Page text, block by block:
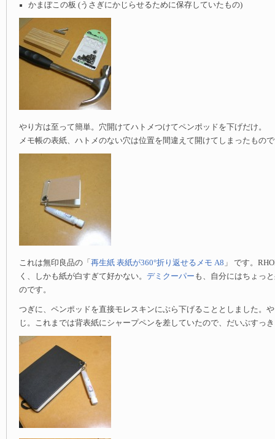
かまぼこの板 (うさぎにかじらせるために保存していたもの)
やり方は至って簡単。穴開けてハトメつけてペンポッドを下げだけ。
メモ帳の表紙、ハトメのない穴は位置を間違えて開けてしまったもの
これは無印良品の「 再生紙 表紙が360°折り返せるメモ A8 」 です。
く、しかも紙が白すぎて好かない。 デミクーパー も、自分にはちょっ
のです。
つぎに、ペンポッドを直接モレスキンにぶら下げることとしました。
じ。これまでは背表紙にシャープペンを差していたので、だいぶすっ